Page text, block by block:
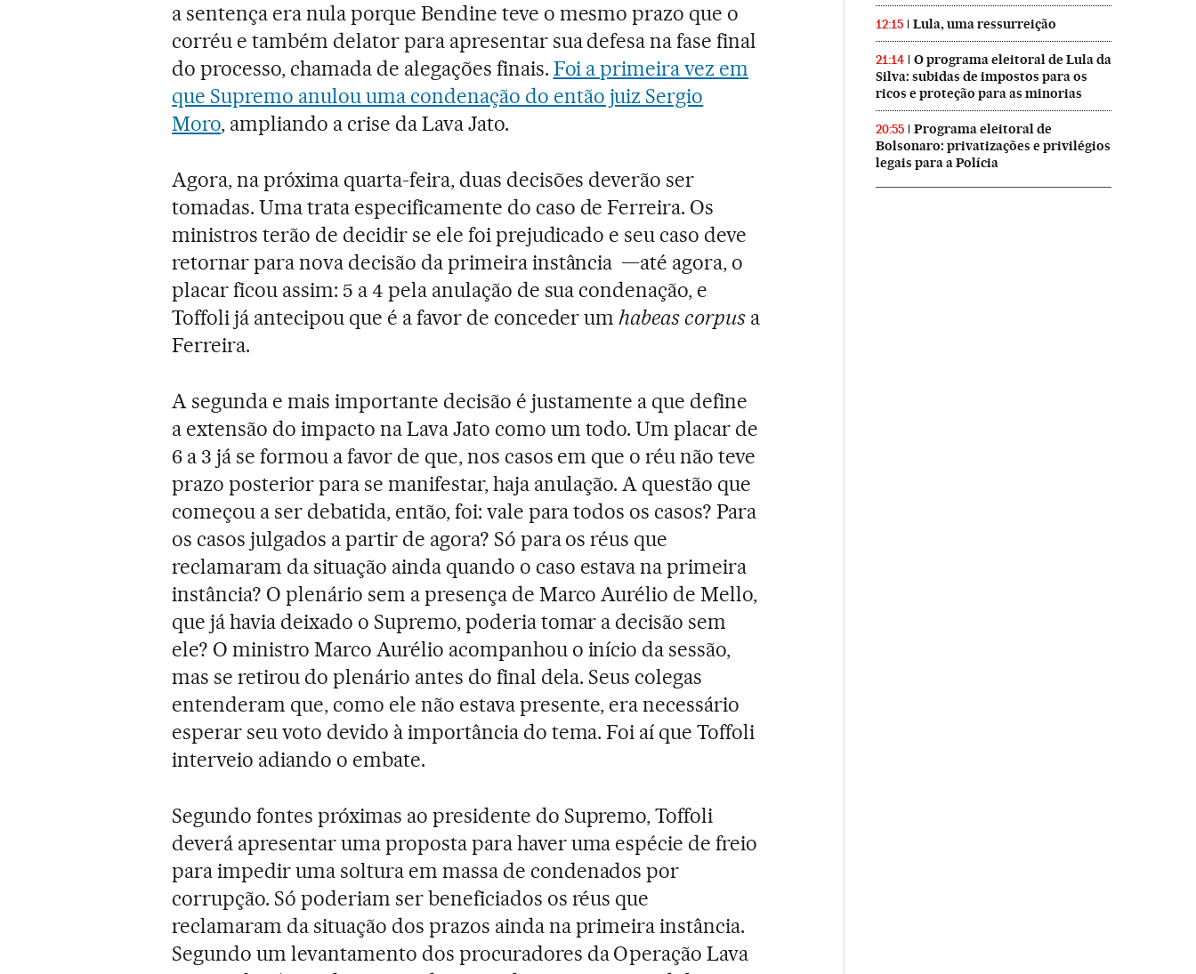
a sentença era nula porque Bendine teve o mesmo prazo que o
corréu e também delator para apresentar sua defesa na fase final
do processo, chamada de alegações finais. Foi a primeira vez em
que Supremo anulou uma condenação do então juiz Sergio
Moro, ampliando a crise da Lava Jato.
Agora, na próxima quarta-feira, duas decisões deverão ser
tomadas. Uma trata especificamente do caso de Ferreira. Os
ministros terão de decidir se ele foi prejudicado e seu caso deve
retornar para nova decisão da primeira instância —até agora, o
placar ficou assim: 5 a 4 pela anulação de sua condenação, e
Toffoli já antecipou que é a favor de conceder umhabeas corpus a
Ferreira.
A segunda e mais importante decisão é justamente a que define
a extensão do impacto na Lava Jato como um todo. Um placar de
6 a 3 já se formou a favor de que, nos casos em que o réu não teve
prazo posterior para se manifestar, haja anulação. A questão que
começou a ser debatida, então, foi: vale para todos os casos? Para
os casos julgados a partir de agora? Só para os réus que
reclamaram da situação ainda quando o caso estava na primeira
instância? O plenário sem a presença de Marco Aurélio de Mello,
que já havia deixado o Supremo, poderia tomar a decisão sem
ele? O ministro Marco Aurélio acompanhou o início da sessão,
mas se retirou do plenário antes do final dela. Seus colegas
entenderam que, como ele não estava presente, era necessário
esperar seu voto devido à importância do tema. Foi aí que Toffoli
interveio adiando o embate.
Segundo fontes próximas ao presidente do Supremo, Toffoli
deverá apresentar uma proposta para haver uma espécie de freio
para impedir uma soltura em massa de condenados por
corrupção. Só poderiam ser beneficiados os réus que
reclamaram da situação dos prazos ainda na primeira instância.
Segundo um levantamento dos procuradores da Operação Lava
12:15 Lula, uma ressurreição
21:14
O programa eleitoral de Lula da
Silva: subidas de impostos para os
ricos e proteção para as minorias
20:55
Programa eleitoral de
Bolsonaro: privatizações e privilégios
legais para a Polícia